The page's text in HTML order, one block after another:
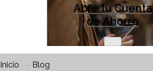
Abre tu Cuenta
de Ahorro
Inicio Blog